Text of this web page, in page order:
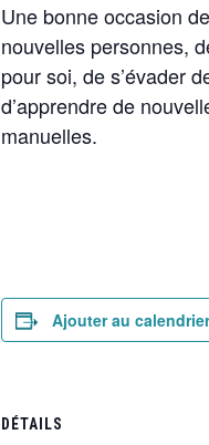
Une bonne occasion
nouvelles personnes,
pour soi, de s’évader
d’apprendre de
manuelles.
Ajouter au calendrier
DÉTAILS